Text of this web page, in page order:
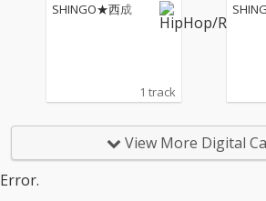
SHINGO★西成
1 track
View More Digital
Error.